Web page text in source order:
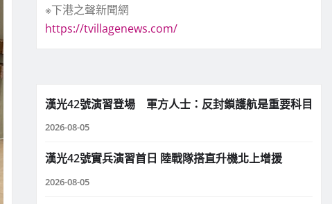
※下港之聲新聞網
https://tvillagenews.com/
漢光42號演習登場 軍方人士：反封鎖護航是重要科目
2026-08-05
漢光42號實兵演習首日 陸戰隊搭直升機北上增援
2026-08-05